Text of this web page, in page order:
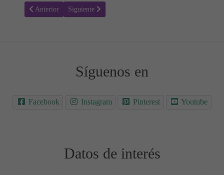
Artículo anterior: ¿Cómo disfrutar de la noche de fin de año con
Anterior Artículo siguiente: ¿Es Santa Claus real? Cómo hablar
Siguiente
Síguenos en
Facebook Instagram Pinterest Youtube
Datos de interés